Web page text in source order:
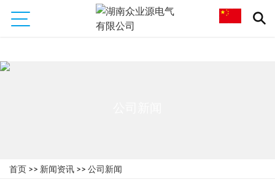
首页 >> 新闻资讯 >> 公司新闻